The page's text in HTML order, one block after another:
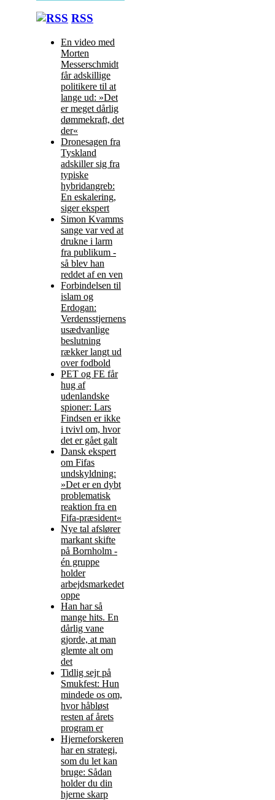
RSS
En video med
Morten
Messerschmidt
får adskillige
politikere til at
lange ud: »Det
er meget dårlig
dømmekraft, det
der«
Dronesagen fra
Tyskland
adskiller sig fra
typiske
hybridangreb:
En eskalering,
siger ekspert
Simon Kvamms
sange var ved at
drukne i larm
fra publikum -
så blev han
reddet af en ven
Forbindelsen til
islam og
Erdogan:
Verdensstjernens
usædvanlige
beslutning
rækker langt ud
over fodbold
PET og FE får
hug af
udenlandske
spioner: Lars
Findsen er ikke
i tvivl om, hvor
det er gået galt
Dansk ekspert
om Fifas
undskyldning:
»Det er en dybt
problematisk
reaktion fra en
Fifa-præsident«
Nye tal afslører
markant skifte
på Bornholm -
én gruppe
holder
arbejdsmarkedet
oppe
Han har så
mange hits. En
dårlig vane
gjorde, at man
glemte alt om
det
Tidlig sejr på
Smukfest: Hun
mindede os om,
hvor håbløst
resten af årets
program er
Hjerneforskeren
har en strategi,
som du let kan
bruge: Sådan
holder du din
hjerne skarp